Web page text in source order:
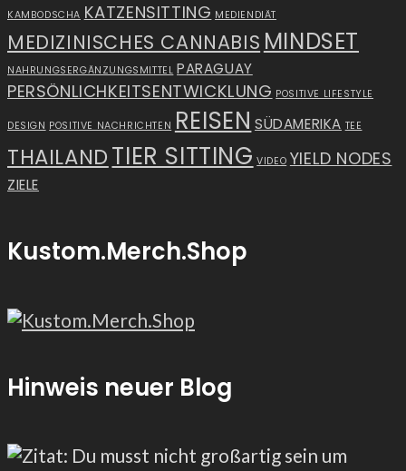
KAMBODSCHA KATZENSITTING MEDIENDIÄT
MEDIZINISCHES CANNABIS MINDSET
NAHRUNGSERGÄNZUNGSMITTEL PARAGUAY
PERSÖNLICHKEITSENTWICKLUNG POSITIVE LIFESTYLE
DESIGN POSITIVE NACHRICHTEN REISEN SÜDAMERIKA TEE
THAILANDTIER SITTING VIDEO YIELD NODES
ZIELE
Kustom.Merch.Shop
Hinweis neuer Blog